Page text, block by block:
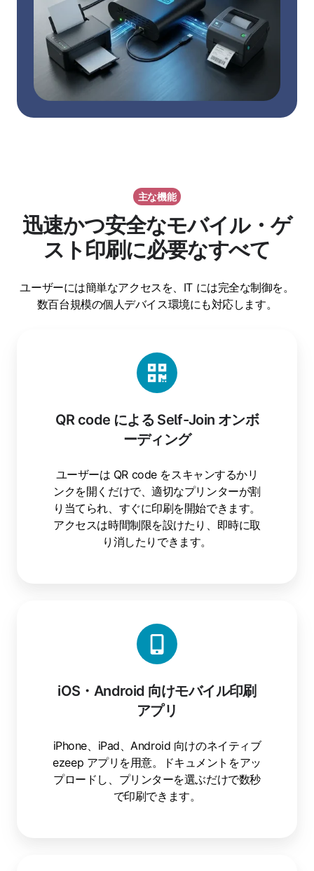
主な機能
迅速かつ安全なモバイル・ゲ
スト印刷に必要なすべて
ユーザーには簡単なアクセスを、IT には完全な制御を。
数百台規模の個人デバイス環境にも対応します。
QR code による Self-Join オンボ
ーディング
ユーザーは QR code をスキャンするかリ
ンクを開くだけで、適切なプリンターが割
り当てられ、すぐに印刷を開始できます。
アクセスは時間制限を設けたり、即時に取
り消したりできます。
code
に
よ
Self-
Join
ン
ボ
ー
デ
ィ
iOS・Android 向けモバイル印刷
アプリ
iPhone、iPad、Android 向けのネイティブ
ezeep アプリを用意。ドキュメントをアッ
プロードし、プリンターを選ぶだけで数秒
で印刷できます。
Android
け
バ
イ
印
刷
ア
プ